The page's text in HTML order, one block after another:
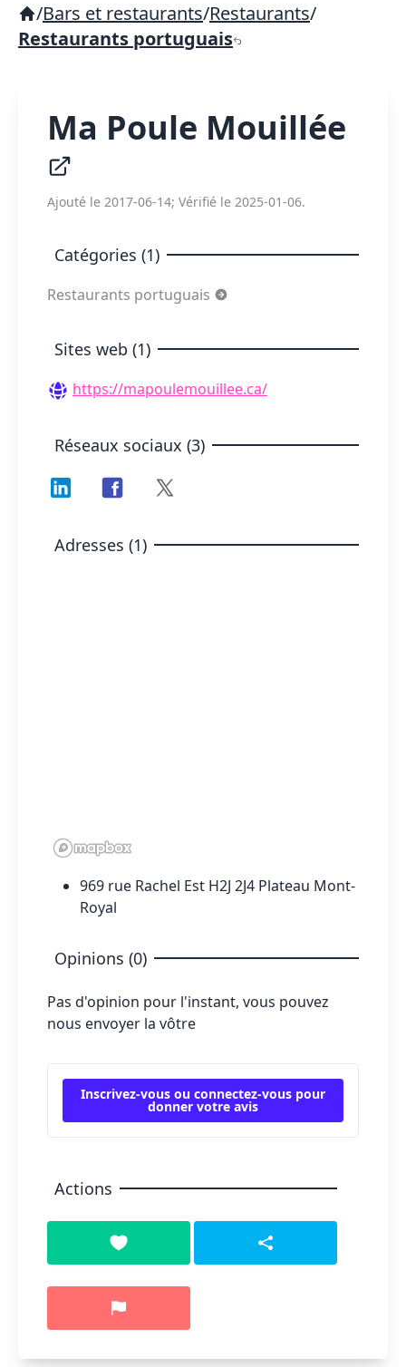
/Bars et restaurants/Restaurants/
Restaurants portuguais
Ma Poule Mouillée
Ajouté le 2017-06-14; Vérifié le 2025-01-06.
Catégories (1)
Restaurants portuguais
Sites web (1)
https://mapoulemouillee.ca/
Réseaux sociaux (3)
Adresses (1)
969 rue Rachel Est H2J 2J4 Plateau Mont-
Royal
Opinions (0)
Pas d'opinion pour l'instant, vous pouvez
nous envoyer la vôtre
Inscrivez-vous ou connectez-vous pour
donner votre avis
Actions